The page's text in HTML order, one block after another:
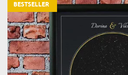
BESTSELLER